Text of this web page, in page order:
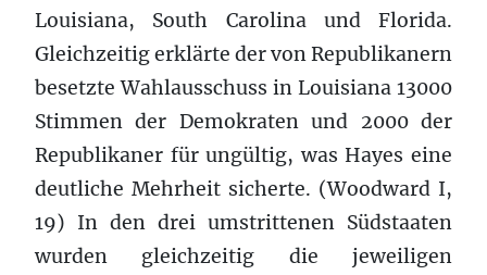
Louisiana, South Carolina und Florida.
Gleichzeitig erklärte der von Republikanern
besetzte Wahlausschuss in Louisiana 13000
Stimmen der Demokraten und 2000 der
Republikaner für ungültig, was Hayes eine
deutliche Mehrheit sicherte. (Woodward I,
19) In den drei umstrittenen Südstaaten
wurden gleichzeitig die jeweiligen